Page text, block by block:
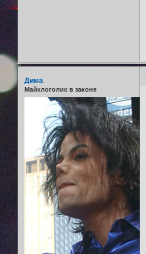
Дима
Майклоголик в законе